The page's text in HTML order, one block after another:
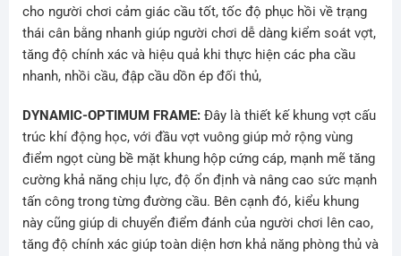
cho người chơi cảm giác cầu tốt, tốc độ phục hồi về trạng
thái cân bằng nhanh giúp người chơi dễ dàng kiểm soát vợt,
tăng độ chính xác và hiệu quả khi thực hiện các pha cầu
nhanh, nhồi cầu, đập cầu dồn ép đối thủ,
DYNAMIC-OPTIMUM FRAME:Đây là thiết kế khung vợt cấu
trúc khí động học, với đầu vợt vuông giúp mở rộng vùng
điểm ngọt cùng bề mặt khung hộp cứng cáp, mạnh mẽ tăng
cường khả năng chịu lực, độ ổn định và nâng cao sức mạnh
tấn công trong từng đường cầu. Bên cạnh đó, kiểu khung
này cũng giúp di chuyển điểm đánh của người chơi lên cao,
tăng độ chính xác giúp toàn diện hơn khả năng phòng thủ và